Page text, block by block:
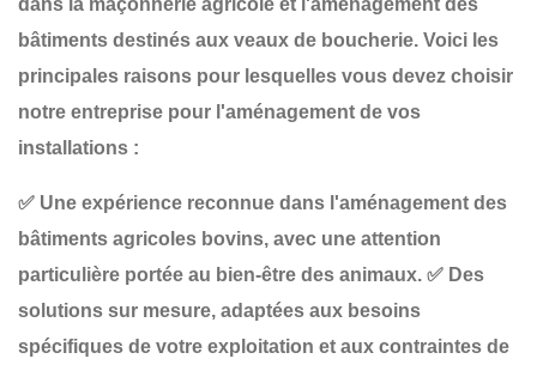
bâtiments destinés aux veaux de boucherie. Voici les
principales raisons pour lesquelles vous devez choisir
notre entreprise pour l'aménagement de vos
installations :
✅ Une expérience reconnue dans l'aménagement des
bâtiments agricoles bovins, avec une attention
particulière portée au bien-être des animaux. ✅ Des
solutions sur mesure, adaptées aux besoins
spécifiques de votre exploitation et aux contraintes de